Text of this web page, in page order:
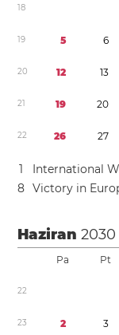
18
19 5 6
20 12 13
21 19 20
22 26 27
1
International
8 Victory in
Haziran2030
Pa Pt
22
23 2 3